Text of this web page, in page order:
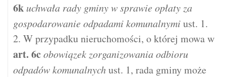
6k uchwała rady gminy w sprawie opłaty za
gospodarowanie odpadami komunalnymiust. 1.
2. W przypadku nieruchomości, o której mowa w
art. 6cobowiązek zorganizowania odbioru
odpadów komunalnychust. 1, rada gminy może